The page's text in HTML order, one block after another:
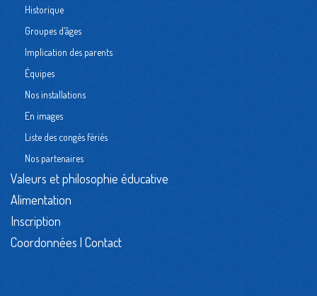
Historique
Groupes d’âges
Implication des parents
Équipes
Nos installations
En images
Liste des congés fériés
Nos partenaires
Valeurs et philosophie éducative
Alimentation
Inscription
Coordonnées | Contact